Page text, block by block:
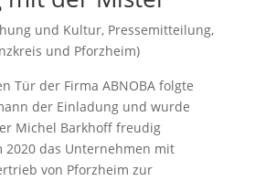
und Kultur, Pressemitteilung,
und Pforzheim)
Tür der Firma ABNOBA folgte
der Einladung und wurde
Michel Barkhoff freudig
2020 das Unternehmen mit
von Pforzheim zur